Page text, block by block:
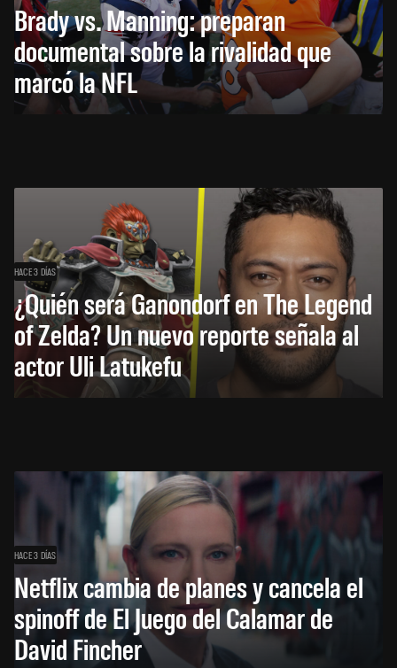
Brady vs. Manning: preparan
documental sobre la rivalidad que
marcó la NFL
HACE 3 DÍAS
¿Quién será Ganondorf en The Legend
of Zelda? Un nuevo reporte señala al
actor Uli Latukefu
HACE 3 DÍAS
Netflix cambia de planes y cancela el
spinoff de El Juego del Calamar de
David Fincher